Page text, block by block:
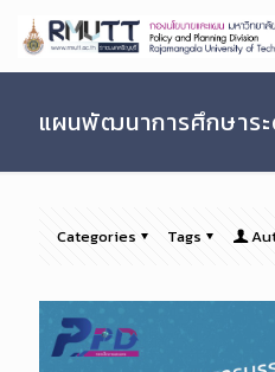
Content
แผนพัฒนาการศึกษาร
Categories Tags